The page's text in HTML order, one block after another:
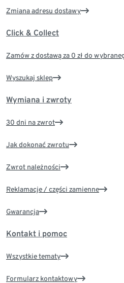
Zmiana adresu dostawy
Click & Collect
Zamów z dostawą za 0 zł do
Wyszukaj sklep
Wymiana i zwroty
30 dni na zwrot
Jak dokonać zwrotu
Zwrot należności
Reklamacje / części zamienne
Gwarancja
Kontakt i pomoc
Wszystkie tematy
Formularz kontaktowy